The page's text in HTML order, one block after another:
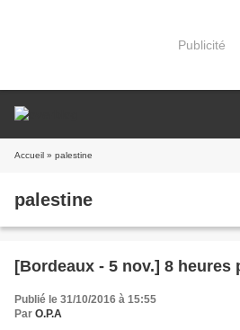
Publicité
Accueil » palestine
palestine
[Bordeaux - 5 nov.] 8 heures
Publié le 31/10/2016 à 15:55
Par O.P.A